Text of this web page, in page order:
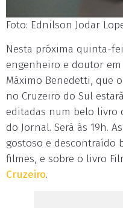
Foto: Ednilson Jodar
Nesta próxima quinta-
engenheiro e doutor
Máximo Benedetti, que
no Cruzeiro do Sul
editadas num belo livro
do Jornal. Será às 19h.
gostoso e descontraído
filmes, e sobre o livro
Cruzeiro.